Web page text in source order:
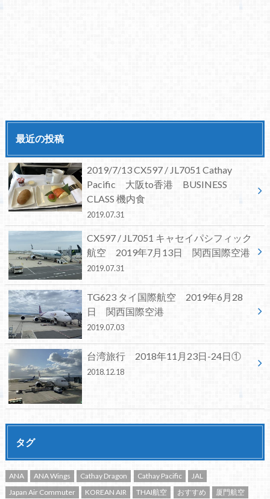
最近の投稿
2019/7/13 CX597 / JL7051 Cathay
Pacific 大阪to香港 BUSINESS
CLASS 機内食
2019.07.31
CX597 / JL7051 キャセイパシフィック
航空 2019年7月13日 関西国際空港
2019.07.31
TG623 タイ国際航空 2019年6月28
日 関西国際空港
2019.07.03
台湾旅行 2018年11月23日-24日①
2018.12.18
タグ
ANA ANA Wings Cathay Dragon Cathay Pacific
JAL
Japan Air Commuter
KOREAN AIR THAI航空 おすすめ 厦門航空